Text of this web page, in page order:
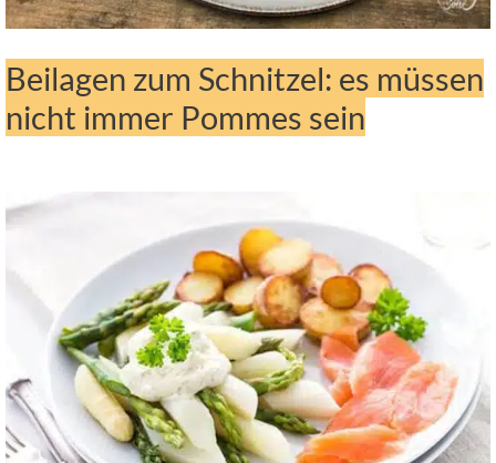
Beilagen zum Schnitzel: es müssen
nicht immer Pommes sein